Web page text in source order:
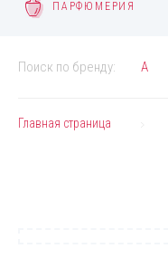
ПАРФЮМЕРИЯ
Поиск по бренду: A
Главная страница